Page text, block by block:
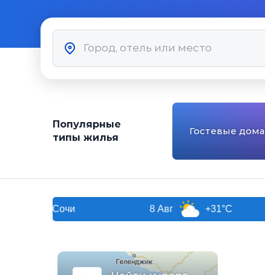
Популярные
типы жилья
Гостевые дома
+31°C